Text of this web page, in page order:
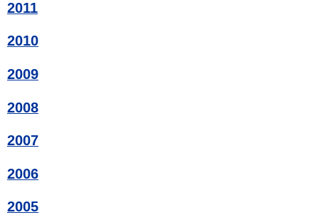
2011
2010
2009
2008
2007
2006
2005